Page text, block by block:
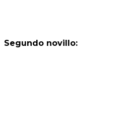
Segundo novillo: